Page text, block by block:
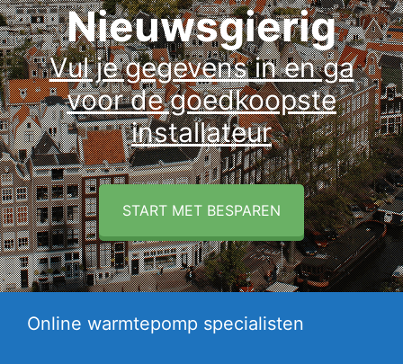
Nieuwsgierig
Vul je gegevens in en ga
voor de goedkoopste
installateur
START MET BESPAREN
Online warmtepomp specialisten